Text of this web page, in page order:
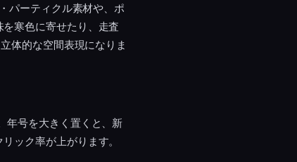
パーティクル素材や、ポ
寒色に寄せたり、走査
体的な空間表現になりま
年号を大きく置くと、新
ック率が上がります。